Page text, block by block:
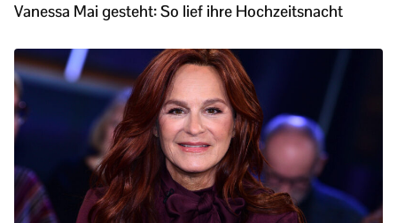
Vanessa Mai gesteht: So lief ihre Hochzeitsnacht